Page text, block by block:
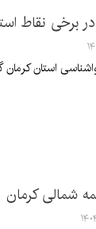
برخی نقاط
شمالی کرمان